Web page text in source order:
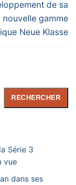
post:
de sa
nouvelle gamme
Neue Klasse
RECHERCHER
Série 3
vue
dans ses